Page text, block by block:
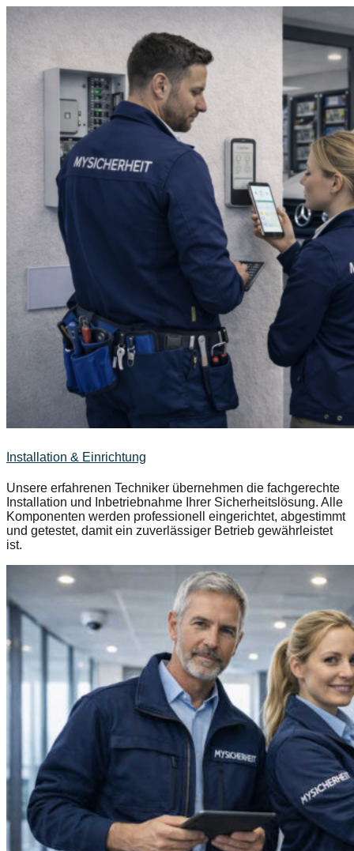
Installation & Einrichtung
Unsere erfahrenen Techniker übernehmen die fachgerechte
Installation und Inbetriebnahme Ihrer Sicherheitslösung. Alle
Komponenten werden professionell eingerichtet, abgestimmt
und getestet, damit ein zuverlässiger Betrieb gewährleistet
ist.